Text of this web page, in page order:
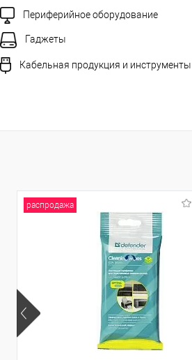
Периферийное оборудование
Гаджеты
Кабельная продукция и инструменты
распродажа